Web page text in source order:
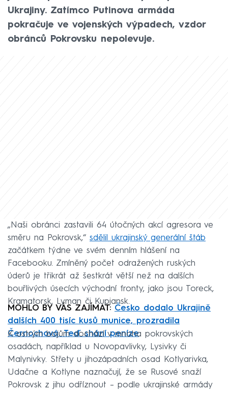
Ukrajiny. Zatímco Putinova armáda
pokračuje ve vojenských výpadech, vzdor
obránců Pokrovsku nepolevuje.
„Naši obránci zastavili 64 útočných akcí agresora ve
směru na Pokrovsk,“ sdělil ukrajinský generální štáb
začátkem týdne ve svém denním hlášení na
Facebooku. Zmíněný počet odražených ruských
úderů je třikrát až šestkrát větší než na dalších
bouřlivých úsecích východní fronty, jako jsou Toreck,
Kramatorsk, Lyman či Kupjansk.
MOHLO BY VÁS ZAJÍMAT: Česko dodalo Ukrajině
dalších 400 tisíc kusů munice, prozradila
Černochová. Teď shání peníze
K ostrým bojům dochází v mnoha pokrovských
osadách, například u Novopavlivky, Lysivky či
Malynivky. Střety u jihozápadních osad Kotlyarivka,
Udačne a Kotlyne naznačují, že se Rusové snaží
Pokrovsk z jihu odříznout – podle ukrajinské armády